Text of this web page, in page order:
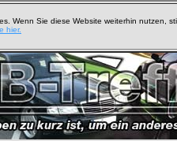
Wenn Sie diese Website weiterhin nutzen,
hier.